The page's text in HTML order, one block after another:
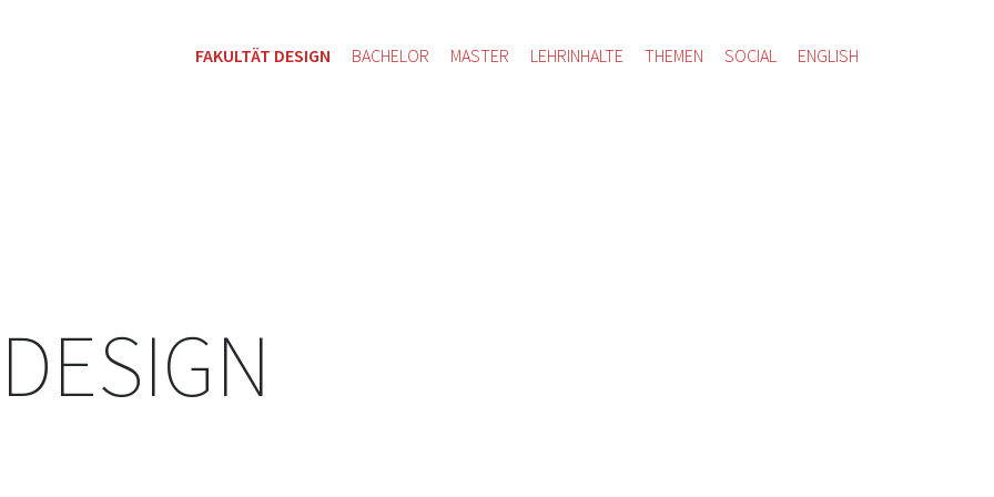
FAKULTÄT DESIGN BACHELOR MASTER LEHRINHALTE THEMEN SOCIAL ENGLISH